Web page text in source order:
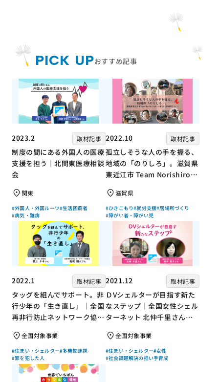
PICK UPおすすめ記事
2023.2 取材記事
制度の間にある外国人の医療
支援を担う｜北関東医療相談
会
関東
#外国人・外国ルーツ#生活困窮者
#病気・難病
2022.10 取材記事
孤立しそうな人の手を握る、
地域の「のりしろ」。滋賀県
東近江市 Team Norishiroの
滋賀県
#ひきこもり#就労支援#居場所づくり
#障がい者・障がい児
2022.1 取材記事
タッグを組んでサポート。非
行少年の「生き直し」｜全国
再非行防止ネットワーク協議
上チキさん【聞き手】
全国対象事業
#住まい・シェルター#多機関連携
#罪を犯した人
2021.12 取材記事
ＤVシェルターが目指す新た
なステップ｜全国女性シェル
ターネット 北仲千里さん×
ん【聞き手】
全国対象事業
#住まい・シェルター#女性
#社会課題解決の担い手育成